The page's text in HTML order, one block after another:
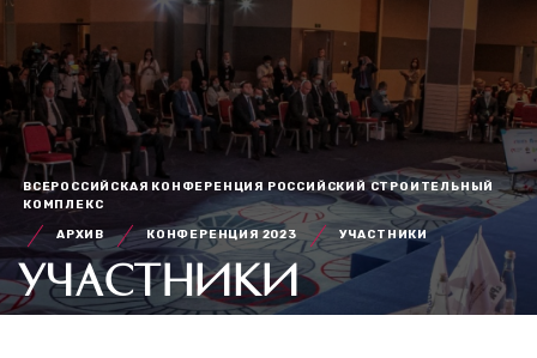
ВСЕРОССИЙСКАЯ КОНФЕРЕНЦИЯ РОССИЙСКИЙ СТРОИТЕЛЬНЫЙ
КОМПЛЕКС
АРХИВ КОНФЕРЕНЦИЯ 2023 УЧАСТНИКИ
УЧАСТНИКИ